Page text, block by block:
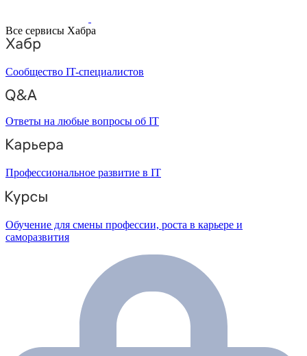
Все сервисы Хабра
Сообщество IT-специалистов
Ответы на любые вопросы об IT
Профессиональное развитие в IT
Обучение для смены профессии, роста в карьере и
саморазвития